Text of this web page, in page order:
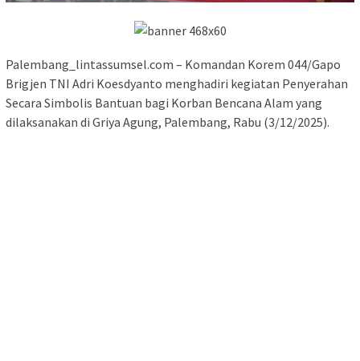
Palembang_lintassumsel.com – Komandan Korem 044/Gapo
Brigjen TNI Adri Koesdyanto menghadiri kegiatan Penyerahan
Secara Simbolis Bantuan bagi Korban Bencana Alam yang
dilaksanakan di Griya Agung, Palembang, Rabu (3/12/2025).